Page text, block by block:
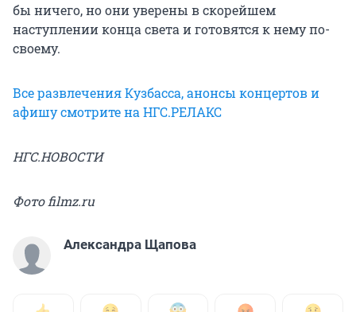
бы ничего, но они уверены в скорейшем
наступлении конца света и готовятся к нему по-
своему.
Все развлечения Кузбасса, анонсы концертов и
афишу смотрите на НГС.РЕЛАКС
НГС.НОВОСТИ
Фото filmz.ru
Александра Щапова